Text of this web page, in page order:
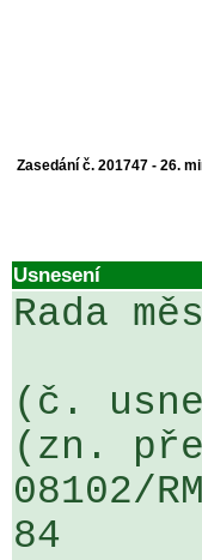
Zasedání č. 201747 - 26.
Usnesení
Rada
(č.
(zn.
84